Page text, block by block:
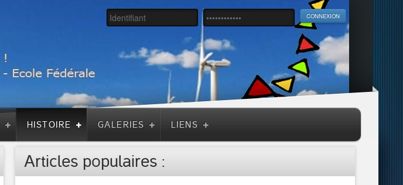
HISTOIRE GALERIES LIENS
Articles populaires :